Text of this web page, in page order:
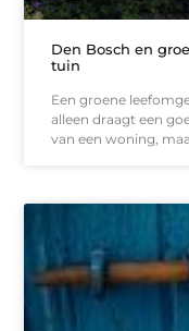
Den Bosch en
tuin
Een groene
alleen draagt een
van een woning,